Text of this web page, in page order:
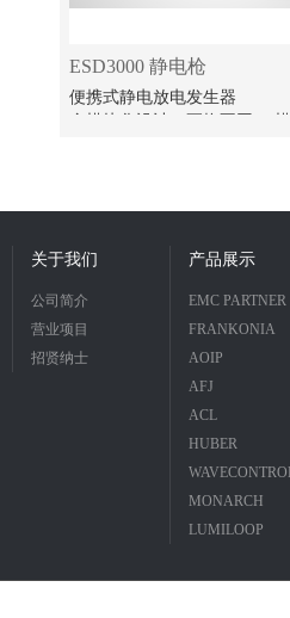
4-18
ESD3000 静电枪
便携式静电放电发生器
关于我们
公司简介
营业项目
招贤纳士
产品展示
EMC PARTNER
FRANKONIA
AOIP
AFJ
ACL
HUBER
MONARCH
LUMILOOP